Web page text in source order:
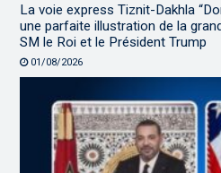
La voie express Tiznit-Dakhla
une parfaite illustration de la
SM le Roi et le Président Trump
01/08/2026